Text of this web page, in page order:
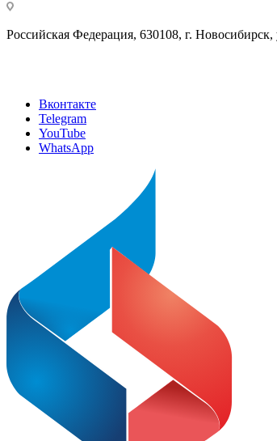
Российская Федерация, 630108, г.
Вконтакте
Telegram
YouTube
WhatsApp